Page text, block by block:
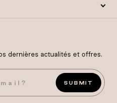
dernières actualités et offres.
SUBMIT